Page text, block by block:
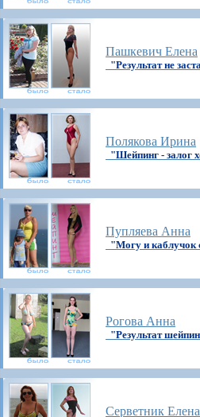
Пашкевич Елена
"Результат не
Полякова Ирина
"Шейпинг - залог
Пупляева Анна
"Могу и каблучок
Рогова Анна
"Результат
Серветник Елена